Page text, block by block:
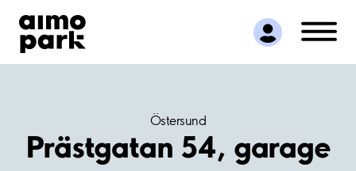
Hitta parkering
Samarbete
Kundservice
Östersund
Prästgatan 54, garage